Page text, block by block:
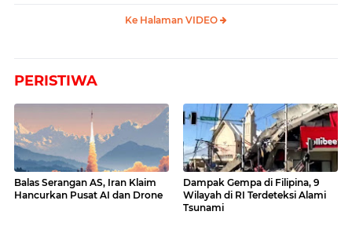
Ke Halaman VIDEO
PERISTIWA
Balas Serangan AS, Iran Klaim
Hancurkan Pusat AI dan Drone
Dampak Gempa di Filipina, 9
Wilayah di RI Terdeteksi Alami
Tsunami